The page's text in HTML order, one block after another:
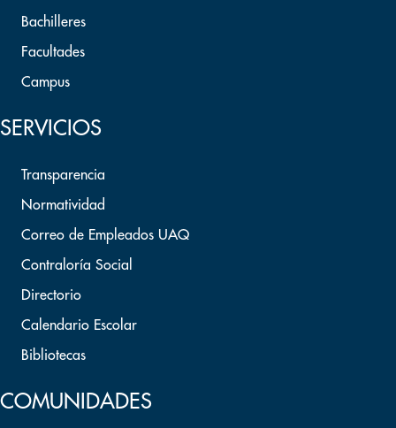
Bachilleres
Facultades
Campus
SERVICIOS
Transparencia
Normatividad
Correo de Empleados UAQ
Contraloría Social
Directorio
Calendario Escolar
Bibliotecas
COMUNIDADES